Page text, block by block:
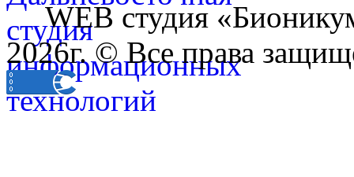
WEB студия
2026г. © Все права